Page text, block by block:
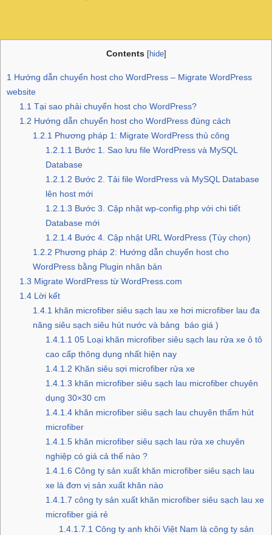
Contents [hide]
1 Hướng dẫn chuyển host cho WordPress – Migrate WordPress
website
1.1 Tại sao phải chuyển host cho WordPress?
1.2 Hướng dẫn chuyển host cho WordPress đúng cách
1.2.1 Phương pháp 1: Migrate WordPress thủ công
1.2.1.1 Bước 1. Sao lưu file WordPress và MySQL
Database
1.2.1.2 Bước 2. Tải file WordPress và MySQL Database
lên host mới
1.2.1.3 Bước 3. Cập nhật wp-config.php với chi tiết
Database mới
1.2.1.4 Bước 4. Cập nhật URL WordPress (Tùy chọn)
1.2.2 Phương pháp 2: Hướng dẫn chuyển host cho
WordPress bằng Plugin nhân bản
1.3 Migrate WordPress từ WordPress.com
1.4 Lời kết
1.4.1 khăn microfiber siêu sạch lau xe hơi microfiber lau đa
năng siêu sạch siêu hút nước và bảng báo giá )
1.4.1.1 05 Loại khăn microfiber siêu sạch lau rửa xe ô tô
cao cấp thông dụng nhất hiện nay
1.4.1.2 Khăn siêu sợi microfiber rửa xe
1.4.1.3 khăn microfiber siêu sạch lau microfiber chuyên
dụng 30×30 cm
1.4.1.4 khăn microfiber siêu sạch lau chuyên thấm hút
microfiber
1.4.1.5 khăn microfiber siêu sạch lau rửa xe chuyên
nghiệp có giá cả thế nào ?
1.4.1.6 Công ty sản xuất khăn microfiber siêu sạch lau
xe là đơn vị sản xuất khăn nào
1.4.1.7 công ty sản xuất khăn microfiber siêu sạch lau xe
microfiber giá rẻ
1.4.1.7.1 Công ty anh khôi Việt Nam là công ty sản